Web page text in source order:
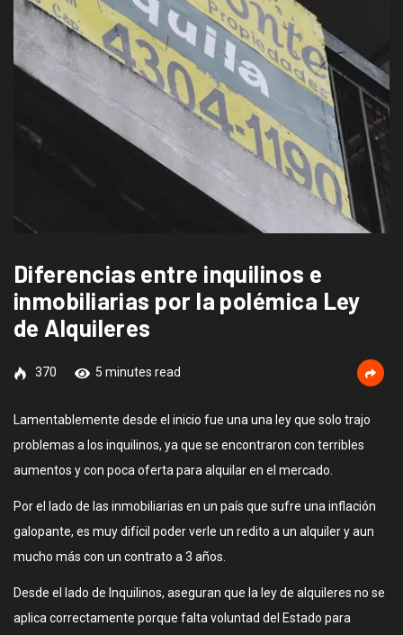
Diferencias entre inquilinos e
inmobiliarias por la polémica Ley
de Alquileres
370 5 minutes read
Lamentablemente desde el inicio fue una una ley que solo trajo
problemas a los inquilinos, ya que se encontraron con terribles
aumentos y con poca oferta para alquilar en el mercado.
Por el lado de las inmobiliarias en un país que sufre una inflación
galopante, es muy difícil poder verle un redito a un alquiler y aun
mucho más con un contrato a 3 años.
Desde el lado de Inquilinos, aseguran que la ley de alquileres no se
aplica correctamente porque falta voluntad del Estado para